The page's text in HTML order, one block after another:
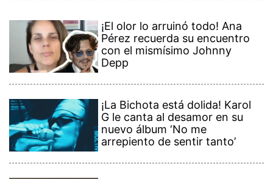
¡El olor lo arruinó todo! Ana
Pérez recuerda su encuentro
con el mismísimo Johnny
Depp
¡La Bichota está dolida! Karol
G le canta al desamor en su
nuevo álbum ‘No me
arrepiento de sentir tanto’